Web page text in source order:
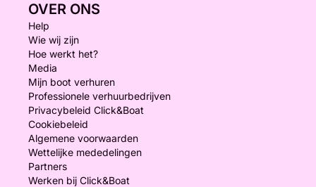
OVER ONS
Help
Wie wij zijn
Hoe werkt het?
Media
Mijn boot verhuren
Professionele verhuurbedrijven
Privacybeleid Click&Boat
Cookiebeleid
Algemene voorwaarden
Wettelijke mededelingen
Partners
Werken bij Click&Boat